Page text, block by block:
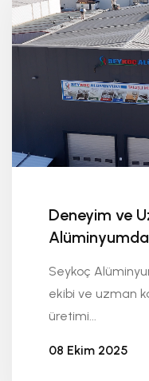
Deneyim ve
Seykoç
ekibi ve uzman
üretimi...
08 Ekim 2025